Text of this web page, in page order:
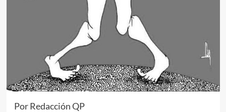
Por Redacción QP